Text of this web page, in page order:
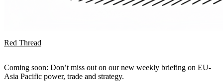
Red Thread
Coming soon: Don’t miss out on our new weekly briefing on EU-
Asia Pacific power, trade and strategy.